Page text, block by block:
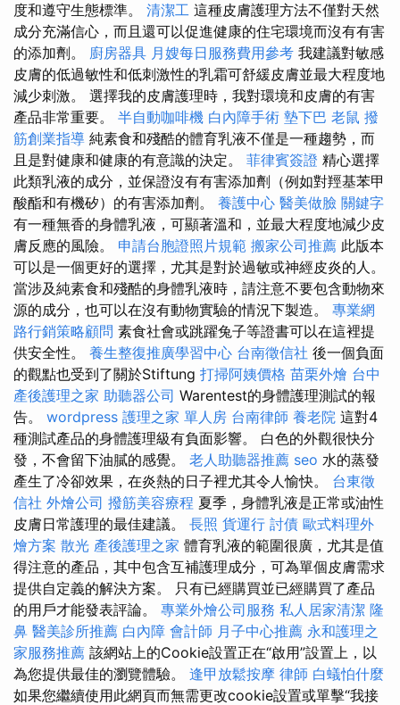
度和遵守生態標準。 清潔工 這種皮膚護理方法不僅對天然
成分充滿信心，而且還可以促進健康的住宅環境而沒有有害
的添加劑。 廚房器具 月嫂每日服務費用參考 我建議對敏感
皮膚的低過敏性和低刺激性的乳霜可舒緩皮膚並最大程度地
減少刺激。 選擇我的皮膚護理時，我對環境和皮膚的有害
產品非常重要。 半自動咖啡機 白內障手術 墊下巴 老鼠 撥
筋創業指導 純素食和殘酷的體育乳液不僅是一種趨勢，而
且是對健康和健康的有意識的決定。 菲律賓簽證 精心選擇
此類乳液的成分，並保證沒有有害添加劑（例如對羥基苯甲
酸酯和有機矽）的有害添加劑。 養護中心 醫美做臉 關鍵字
有一種無香的身體乳液，可顯著溫和，並最大程度地減少皮
膚反應的風險。 申請台胞證照片規範 搬家公司推薦 此版本
可以是一個更好的選擇，尤其是對於過敏或神經皮炎的人。
當涉及純素食和殘酷的身體乳液時，請注意不要包含動物來
源的成分，也可以在沒有動物實驗的情況下製造。 專業網
路行銷策略顧問 素食社會或跳躍兔子等證書可以在這裡提
供安全性。 養生整復推廣學習中心 台南徵信社 後一個負面
的觀點也受到了關於Stiftung 打掃阿姨價格 苗栗外燴 台中
產後護理之家 助聽器公司 Warentest的身體護理測試的報
告。 wordpress 護理之家 單人房 台南律師 養老院 這對4
種測試產品的身體護理級有負面影響。 白色的外觀很快分
發，不會留下油膩的感覺。 老人助聽器推薦 seo 水的蒸發
產生了冷卻效果，在炎熱的日子裡尤其令人愉快。 台東徵
信社 外燴公司 撥筋美容療程 夏季，身體乳液是正常或油性
皮膚日常護理的最佳建議。 長照 貨運行 討債 歐式料理外
燴方案 散光 產後護理之家 體育乳液的範圍很廣，尤其是值
得注意的產品，其中包含互補護理成分，可為單個皮膚需求
提供自定義的解決方案。 只有已經購買並已經購買了產品
的用戶才能發表評論。 專業外燴公司服務 私人居家清潔 隆
鼻 醫美診所推薦 白內障 會計師 月子中心推薦 永和護理之
家服務推薦 該網站上的Cookie設置正在“啟用”設置上，以
為您提供最佳的瀏覽體驗。 逢甲放鬆按摩 律師 白蟻怕什麼
如果您繼續使用此網頁而無需更改cookie設置或單擊“我接